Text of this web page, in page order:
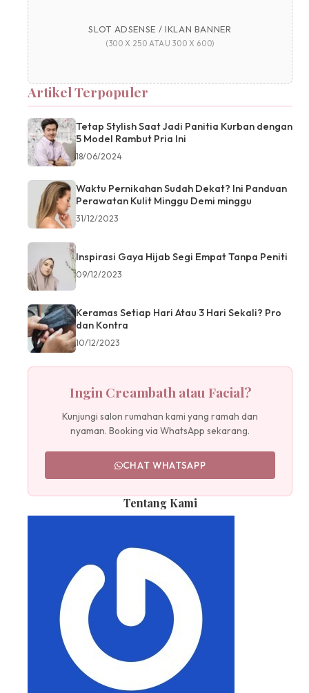
SLOT ADSENSE / IKLAN BANNER
(300 X 250 ATAU 300 X 600)
Artikel Terpopuler
Tetap Stylish Saat Jadi Panitia Kurban dengan
5 Model Rambut Pria Ini
18/06/2024
Waktu Pernikahan Sudah Dekat? Ini Panduan
Perawatan Kulit Minggu Demi minggu
31/12/2023
Inspirasi Gaya Hijab Segi Empat Tanpa Peniti
09/12/2023
Keramas Setiap Hari Atau 3 Hari Sekali? Pro
dan Kontra
10/12/2023
Ingin Creambath atau Facial?
Kunjungi salon rumahan kami yang ramah dan
nyaman. Booking via WhatsApp sekarang.
CHAT WHATSAPP
Tentang Kami